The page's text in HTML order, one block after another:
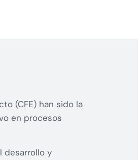
(CFE) han sido la
en procesos
desarrollo y